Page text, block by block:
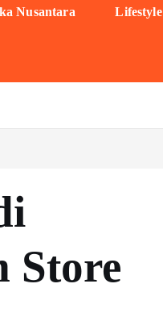
Nusantara Lifestyle
Store